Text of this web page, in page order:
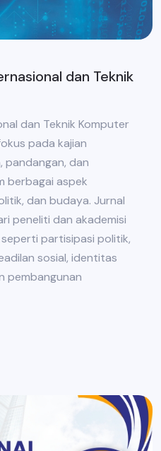
dan Teknik
dan Teknik Komputer
pada kajian
pandangan, dan
berbagai aspek
dan budaya. Jurnal
peneliti dan akademisi
partisipasi politik,
sosial, identitas
pembangunan